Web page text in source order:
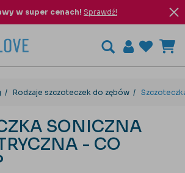
w super cenach! Sprawdź!
Rodzaje szczoteczek do zębów
SONICZNA
- CO